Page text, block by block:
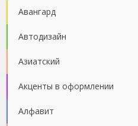
Авангард
Автодизайн
Азиатский
Акценты в оформлении
Алфавит